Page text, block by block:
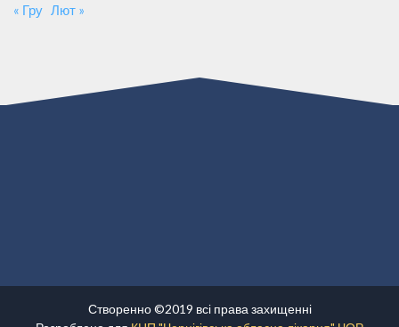
« Гру Лют »
Створенно ©2019 всі права захищенні